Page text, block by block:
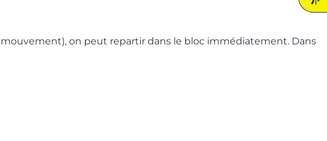
on peut repar­tir dans le bloc immé­dia­te­ment. Dans